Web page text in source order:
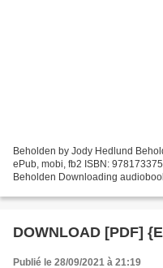
Beholden by Jody Hedlund
ePub, mobi, fb2 ISBN:
Beholden Downloading
DOWNLOAD [PDF]
Publié le 28/09/2021 à 21:19